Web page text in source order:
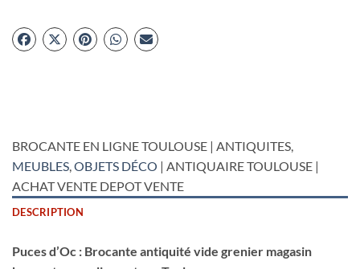
BROCANTE EN LIGNE TOULOUSE | ANTIQUITES,
MEUBLES,OBJETS DÉCO | ANTIQUAIRE TOULOUSE |
ACHAT VENTE DEPOT VENTE
DESCRIPTION
Puces d’Oc : Brocante antiquité vide grenier magasin